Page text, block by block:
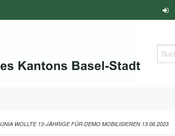
Suche
UNIA WOLLTE 13-JÄHRIGE FÜR DEMO MOBILISIEREN 13.06.2023